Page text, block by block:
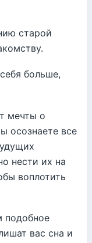
старой
больше,
мечты о
осознаете все
нести их на
воплотить
вас сна и